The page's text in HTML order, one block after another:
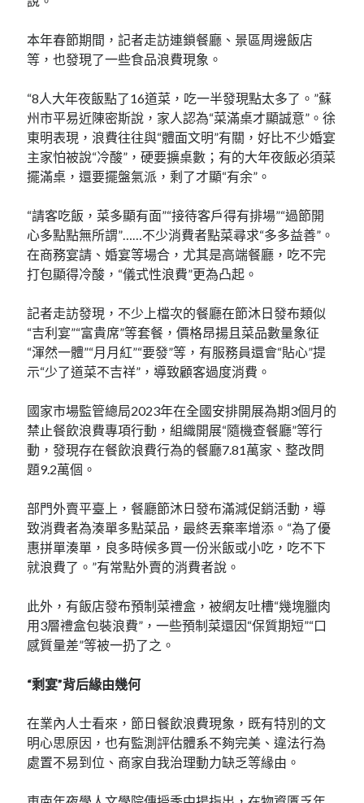
本年春節期間，記者走訪連鎖餐廳、景區周邊飯店
等，也發現了一些食品浪費現象。
“8人大年夜飯點了16道菜，吃一半發現點太多了。”蘇
州市平易近陳密斯說，家人認為“菜滿桌才顯誠意”。徐
東明表現，浪費往往與“體面文明”有關，好比不少婚宴
主家怕被說“冷酸”，硬要擴桌數；有的大年夜飯必須菜
擺滿桌，還要擺盤氣派，剩了才顯“有余”。
“請客吃飯，菜多顯有面”“接待客戶得有排場”“過節開
心多點點無所謂”……不少消費者點菜尋求“多多益善”。
在商務宴請、婚宴等場合，尤其是高端餐廳，吃不完
打包顯得冷酸，“儀式性浪費”更為凸起。
記者走訪發現，不少上檔次的餐廳在節沐日發布類似
“吉利宴”“富貴席”等套餐，價格昂揚且菜品數量象征
“渾然一體”“月月紅”“要發”等，有服務員還會“貼心”提
示“少了道菜不吉祥”，導致顧客過度消費。
國家市場監管總局2023年在全國安排開展為期3個月的
禁止餐飲浪費專項行動，組織開展“隨機查餐廳”等行
動，發現存在餐飲浪費行為的餐廳7.81萬家、整改問
題9.2萬個。
部門外賣平臺上，餐廳節沐日發布滿減促銷活動，導
致消費者為湊單多點菜品，最終丟棄率增添。“為了優
惠拼單湊單，良多時候多買一份米飯或小吃，吃不下
就浪費了。”有常點外賣的消費者說。
此外，有飯店發布預制菜禮盒，被網友吐槽“幾塊臘肉
用3層禮盒包裝浪費”，一些預制菜還因“保質期短”“口
感質量差”等被一扔了之。
“剩宴”背后緣由幾何
在業內人士看來，節日餐飲浪費現象，既有特別的文
明心思原因，也有監測評估體系不夠完美、違法行為
處置不易到位、商家自我治理動力缺乏等緣由。